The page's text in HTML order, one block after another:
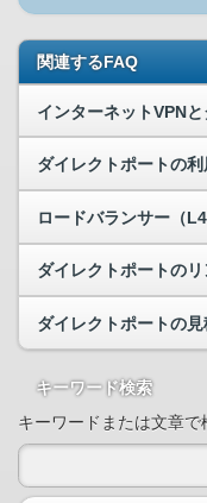
関連するFAQ
ロードバランサー（
ダイレクトポートの
キーワード検索
キーワードまたは文章